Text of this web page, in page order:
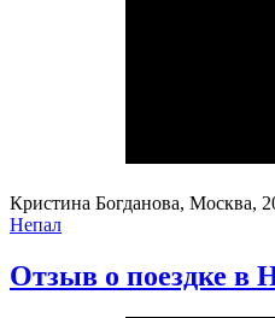
Кристина Богданова, Москва,
Непал
Отзыв о поездке в